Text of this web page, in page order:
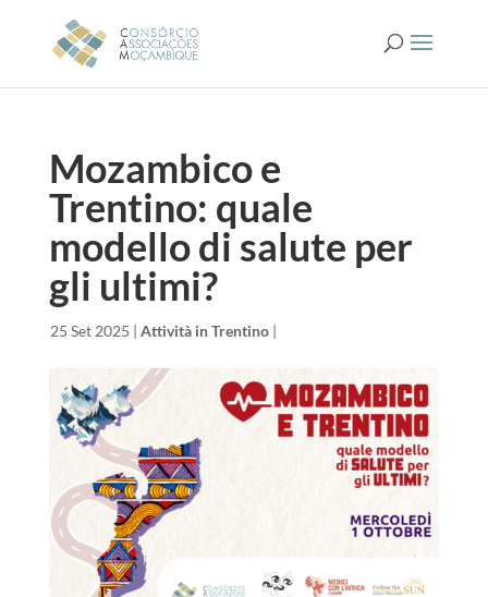
Mozambico e
Trentino: quale
modello di salute per
gli ultimi?
25 Set 2025 | Attività in Trentino|